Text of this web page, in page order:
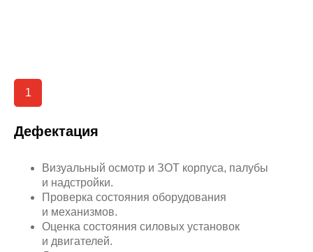
Дефектация
Визуальный осмотр и ЗОТ корпуса, палубы
и надстройки.
Проверка состояния оборудования
и механизмов.
Оценка состояния силовых установок
и двигателей.
1